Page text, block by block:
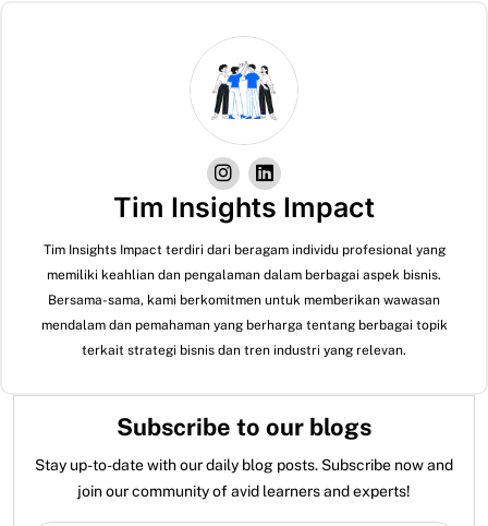
Tim Insights Impact
Tim Insights Impact terdiri dari beragam individu profesional yang
memiliki keahlian dan pengalaman dalam berbagai aspek bisnis.
Bersama-sama, kami berkomitmen untuk memberikan wawasan
mendalam dan pemahaman yang berharga tentang berbagai topik
terkait strategi bisnis dan tren industri yang relevan.
Subscribe to our blogs
Stay up-to-date with our daily blog posts. Subscribe now and
join our community of avid learners and experts!